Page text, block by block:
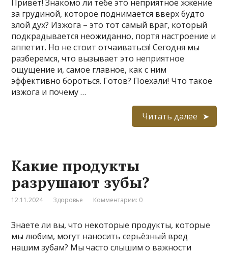
Привет! Знакомо ли тебе это неприятное жжение
за грудиной, которое поднимается вверх будто
злой дух? Изжога – это тот самый враг, который
подкрадывается неожиданно, портя настроение и
аппетит. Но не стоит отчаиваться! Сегодня мы
разберемся, что вызывает это неприятное
ощущение и, самое главное, как с ним
эффективно бороться. Готов? Поехали! Что такое
изжога и почему …
Читать далее
Какие продукты
разрушают зубы?
12.11.2024 Здоровье Комментарии: 0
Знаете ли вы, что некоторые продукты, которые
мы любим, могут наносить серьёзный вред
нашим зубам? Мы часто слышим о важности